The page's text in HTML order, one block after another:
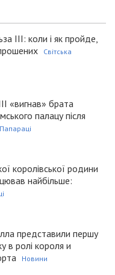
III: коли і як пройде,
Світська
«вигнав» брата
палацу після
Папараці
королівської родини
найбільше:
представили першу
в ролі короля и
Новини